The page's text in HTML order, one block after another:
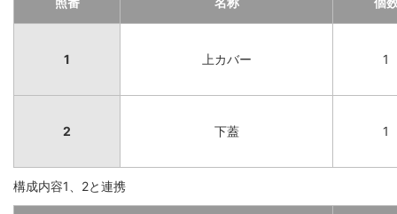
1 上カバー 1
2 下蓋 1
構成内容1、2と連携